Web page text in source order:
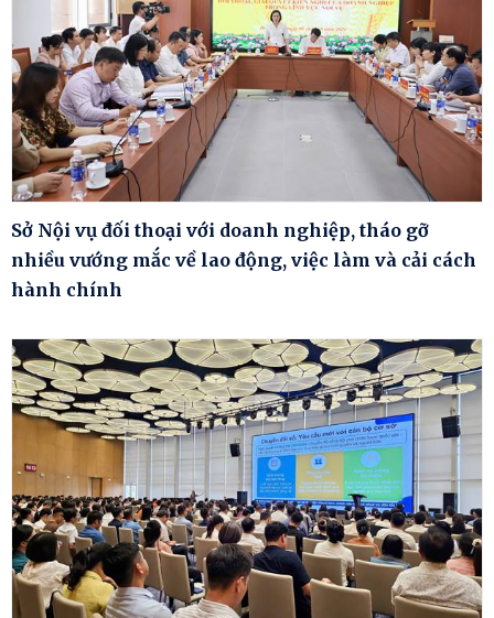
Sở Nội vụ đối thoại với doanh nghiệp, tháo gỡ
nhiều vướng mắc về lao động, việc làm và cải cách
hành chính